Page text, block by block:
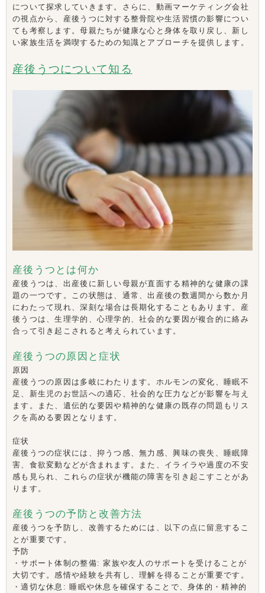
について探求していきます。さらに、動画マーケティング会社
の視点から、産後うつに対する整骨院や生活習慣の影響につい
ても考察します。母親たちが健康な心と身体を取り戻し、新し
い家族生活を満喫するための知識とアプローチを提供します。
産後うつについて知る
産後うつとは何か
産後うつは、出産後に新しい母親が直面する精神的な健康の課
題の一つです。この状態は、通常、出産後の数週間から数か月
にわたって現れ、深刻な場合は長期化することもあります。産
後うつは、生理学的、心理学的、社会的な要因が複合的に絡み
合って引き起こされると考えられています。
産後うつの原因と症状
原因
産後うつの原因は多岐にわたります。ホルモンの変化、睡眠不
足、新生児のお世話への適応、社会的な圧力などが影響を与え
ます。また、遺伝的な要因や精神的な健康の既存の問題もリス
クを高める要因となります。
症状
産後うつの症状には、抑うつ感、無力感、興味の喪失、睡眠障
害、食欲変動などが含まれます。また、イライラや過度の不安
感も見られ、これらの症状が機能の障害を引き起こすことがあ
ります。
産後うつの予防と改善方法
産後うつを予防し、改善するためには、以下の点に留意するこ
とが重要です。
予防
・サポート体制の整備: 家族や友人のサポートを受けることが
大切です。感情や経験を共有し、理解を得ることが重要です。
・適切な休息: 睡眠や休息を確保することで、身体的・精神的